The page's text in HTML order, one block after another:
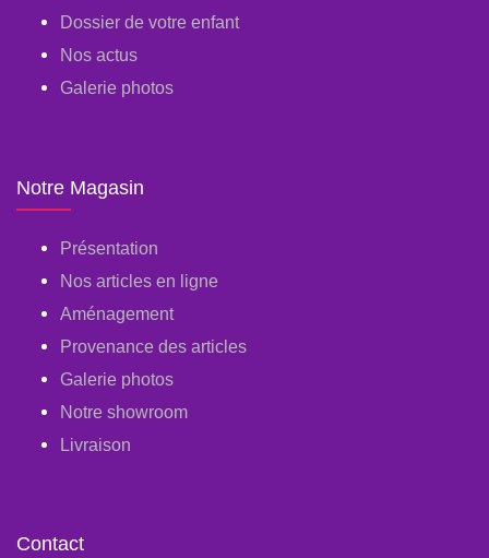
Dossier de votre enfant
Nos actus
Galerie photos
Notre Magasin
Présentation
Nos articles en ligne
Aménagement
Provenance des articles
Galerie photos
Notre showroom
Livraison
Contact